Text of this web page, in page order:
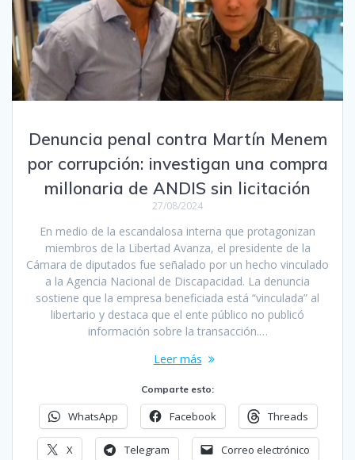
Denuncia penal contra Martín Menem
por corrupción: investigan una compra
millonaria de ANDIS sin licitación
27/08/2024
En medio de la escandalosa interna que protagonizan
miembros de la Libertad Avanza, el presidente de la
Cámara de diputados fue señalado por un hecho vinculado
a la Agencia Nacional de Discapacidad. La denuncia
sostiene que la empresa beneficiada está “vinculada” al
libertario y destaca que el ente público no publicó
información sobre la transacción.…
Leer más
Comparte esto:
WhatsApp Facebook Threads
X Telegram Correo electrónico